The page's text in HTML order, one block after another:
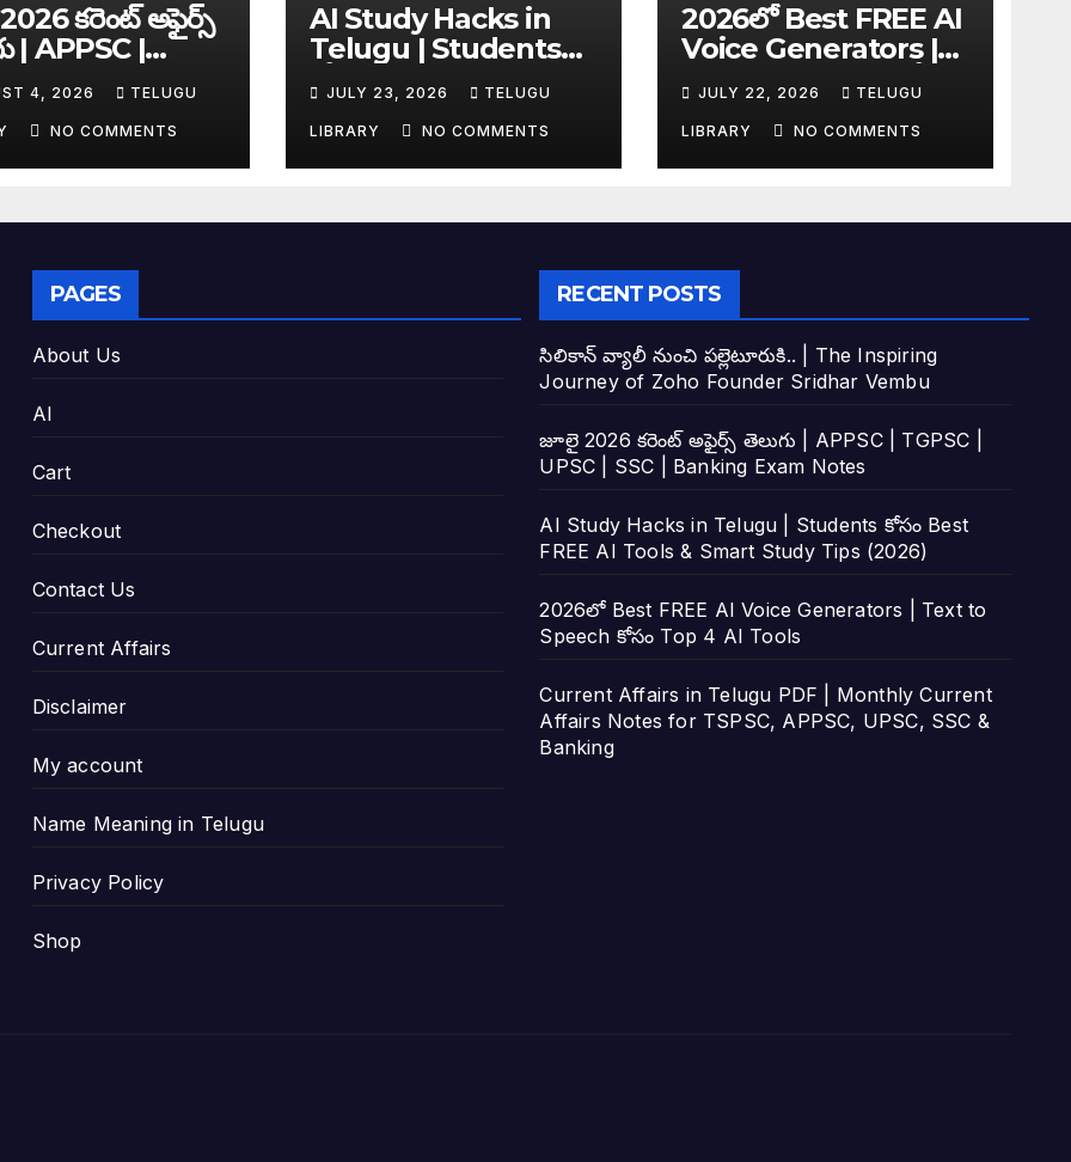
కరెంట్ అఫైర్స్
| APPSC |
| UPSC | SSC |
Exam
4, 2026 TELUGU
NO COMMENTS
AI Study Hacks in
Telugu | Students
కోసం Best FREE AI
Tools & Smart Study
Tips (2026)
JULY 23, 2026 TELUGU
LIBRARY NO COMMENTS
2026లో Best FREE AI
Voice Generators |
Text to Speech కోసం
Top 4 AI Tools
JULY 22, 2026 TELUGU
LIBRARY NO COMMENTS
PAGES
About Us
AI
Cart
Checkout
Contact Us
Current Affairs
Disclaimer
My account
Name Meaning in Telugu
Privacy Policy
Shop
RECENT POSTS
సిలికాన్ వ్యాలీ నుంచి పల్లెటూరుకి.. | The Inspiring
Journey of Zoho Founder Sridhar Vembu
జూలై 2026 కరెంట్ అఫైర్స్ తెలుగు | APPSC | TGPSC |
UPSC | SSC | Banking Exam Notes
AI Study Hacks in Telugu | Students కోసం Best
FREE AI Tools & Smart Study Tips (2026)
2026లో Best FREE AI Voice Generators | Text to
Speech కోసం Top 4 AI Tools
Current Affairs in Telugu PDF | Monthly Current
Affairs Notes for TSPSC, APPSC, UPSC, SSC &
Banking